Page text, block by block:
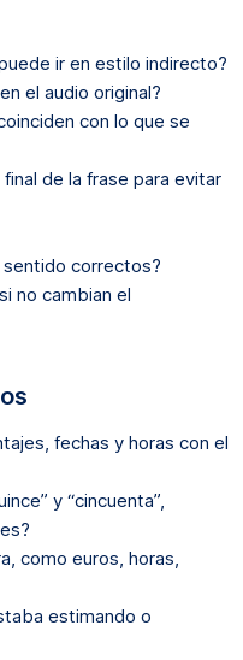
ir en estilo indirecto?
el audio original?
con lo que se
de la frase para evitar
correctos?
no cambian el
fechas y horas con el
y “cincuenta”,
como euros, horas,
estimando o